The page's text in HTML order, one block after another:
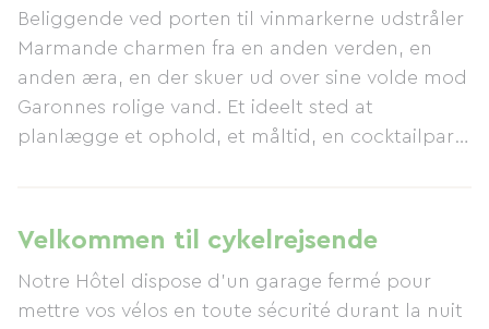
Beliggende ved porten til vinmarkerne udstråler
Marmande charmen fra en anden verden, en
anden æra, en der skuer ud over sine volde mod
Garonnes rolige vand. Et ideelt sted at
planlægge et ophold, et måltid, en cocktailparty
hotellet eller en privat, lukket garage mod et
ekstra gebyr. Vi er velkomne til dine kæledyr.
Nyd vores all-you-can-eat kontinentale
morgenmadsbuffet for €9,00 pr. person. Dette
Velkommen til cykelrejsende
Notre Hôtel dispose d'un garage fermé pour
mettre vos vélos en toute sécurité durant la nuit